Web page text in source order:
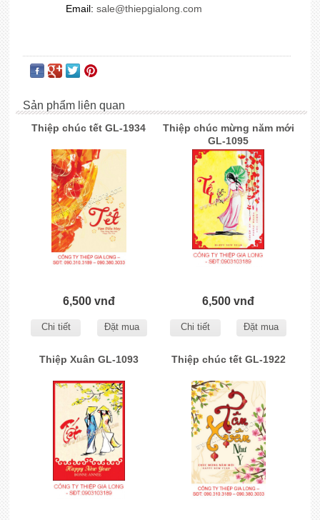
Email: sale@thiepgialong.com
Sản phẩm liên quan
Thiệp chúc tết GL-1934
6,500 vnđ
Chi tiết Đặt mua
Thiệp chúc mừng năm mới
GL-1095
6,500 vnđ
Chi tiết Đặt mua
Thiệp Xuân GL-1093 Thiệp chúc tết GL-1922